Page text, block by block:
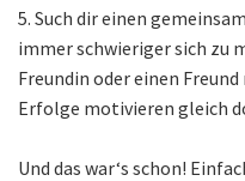
5. Such dir einen
immer schwieriger sich zu
Freundin oder einen
Erfolge motivieren gleich
Und das war‘s schon!